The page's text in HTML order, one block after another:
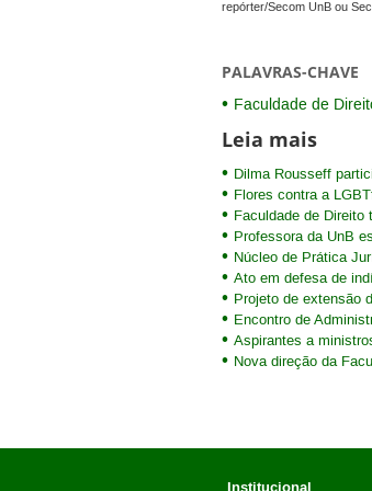
repórter/Secom UnB ou
PALAVRAS-CHAVE
Faculdade de
Leia mais
Dilma Rousseff
Flores contra a
Faculdade de Direito
Professora da UnB
Núcleo de Prática
Ato em defesa de
Projeto de extensão
Encontro de
Aspirantes a
Nova direção da
Institucional